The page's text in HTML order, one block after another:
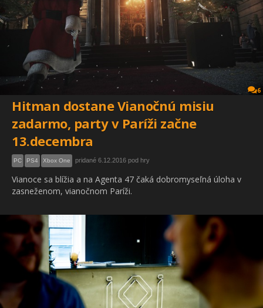
6
Hitman dostane Vianočnú misiu
zadarmo, party v Paríži začne
13.decembra
PC PS4 Xbox One pridané 6.12.2016 pod hry
Vianoce sa blížia a na Agenta 47 čaká dobromyseľná úloha v
zasneženom, vianočnom Paríži.